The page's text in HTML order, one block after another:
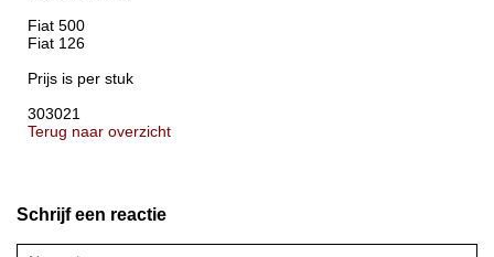
Fiat 500
Fiat 126
Prijs is per stuk
303021
Terug naar overzicht
Schrijf een reactie